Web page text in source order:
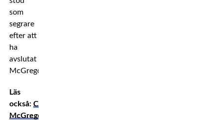
som
segrare
efter att
ha
avslutat
McGregor.
Läs
också: Conor
McGregor